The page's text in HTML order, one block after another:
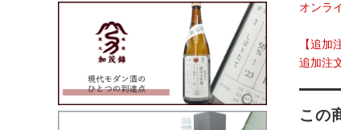
オンラ
【追加
追加注
この